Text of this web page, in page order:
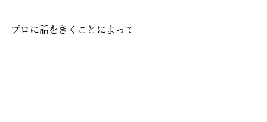
プロに話をきくことによって